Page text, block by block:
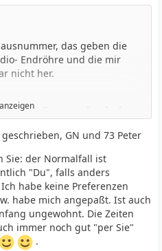
das geben die
Endröhre und die mir
nicht her.
dem Fenster aber locker.
da werden schon noch
sein.
fragen wäre eine
gar nichts zu tun-
normales AM, geschweige
ich sehe da gar keine
GN und 73 Peter
Sie: der Normalfall ist
"Du", falls anders
habe keine Preferenzen
habe mich angepaßt. Ist auch
ungewohnt. Die Zeiten
immer noch gut "per Sie"
.